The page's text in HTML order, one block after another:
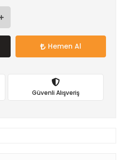
Hemen Al
Güvenli Alışveriş